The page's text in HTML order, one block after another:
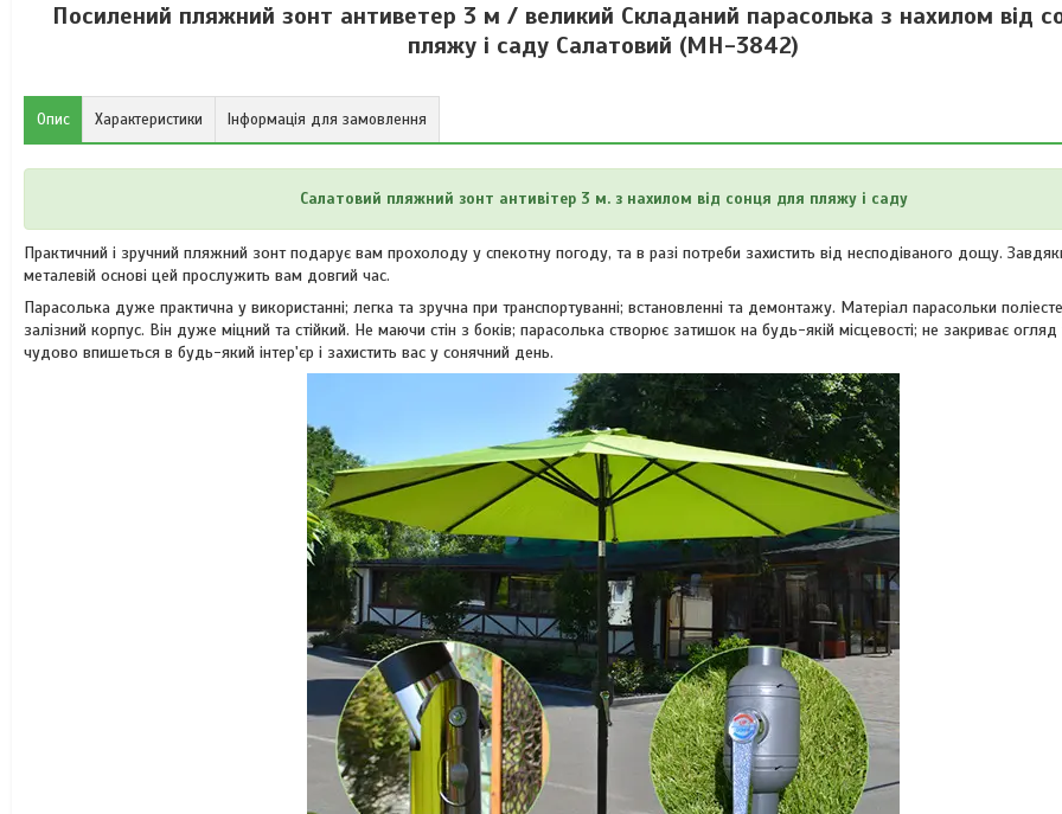
Посилений пляжний зонт антиветер 3 м / великий Складаний парасолька з нахилом від
пляжу і саду Салатовий (MH-3842)
Опис Характеристики Інформація для замовлення
Салатовий пляжний зонт антивітер 3 м. з нахилом від сонця для пляжу і саду
Практичний і зручний пляжний зонт подарує вам прохолоду у спекотну погоду, та в разі потреби захистить від несподіваного дощу.
металевій основі цей прослужить вам довгий час.
Парасолька дуже практична у використанні; легка та зручна при транспортуванні; встановленні та демонтажу. Матеріал парасольки
залізний корпус. Він дуже міцний та стійкий. Не маючи стін з боків; парасолька створює затишок на будь-якій місцевості; не закриває огляд
чудово впишеться в будь-який інтер'єр і захистить вас у сонячний день.